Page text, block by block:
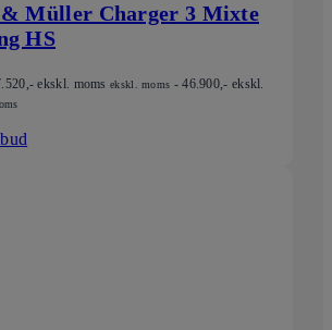
& Müller Charger 3 Mixte
HS
,- ekskl. moms ekskl. moms -46.900,- ekskl.